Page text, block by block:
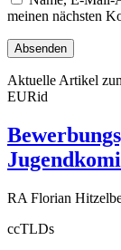
meinen nächsten
Aktuelle Artikel
EURid
RA Florian
ccTLDs